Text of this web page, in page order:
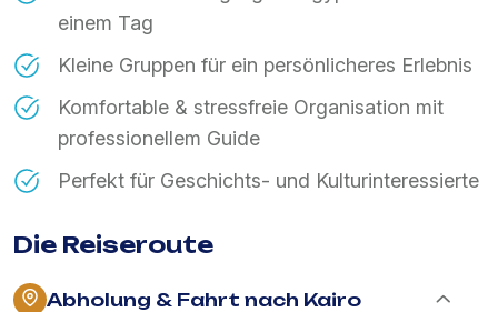
einem Tag
Kleine Gruppen für ein persönlicheres Erlebnis
Komfortable & stressfreie Organisation mit
professionellem Guide
Perfekt für Geschichts- und Kulturinteressierte
Die Reiseroute
Abholung & Fahrt nach Kairo